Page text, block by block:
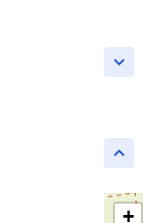
keyboard_arrow_down
keyboard_arrow_up
+